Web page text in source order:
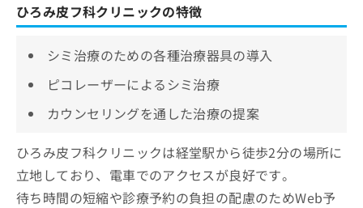
ひろみ皮フ科クリニックの特徴
シミ治療のための各種治療器具の導入
ピコレーザーによるシミ治療
カウンセリングを通した治療の提案
ひろみ皮フ科クリニックは経堂駅から徒歩2分の場所に
立地しており、電車でのアクセスが良好です。
待ち時間の短縮や診療予約の負担の配慮のためWeb予